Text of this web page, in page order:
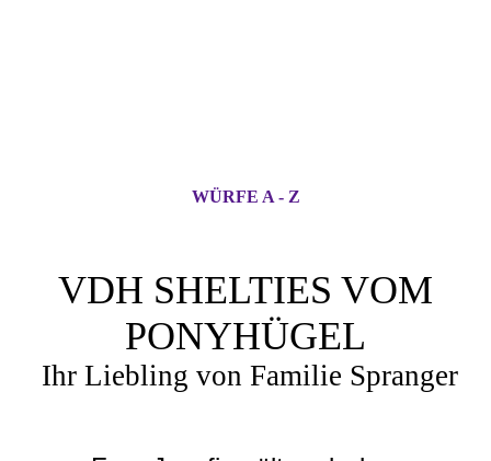
WÜRFE A - Z
VDH SHELTIES VOM
PONYHÜGEL
Ihr Liebling von Familie Spranger